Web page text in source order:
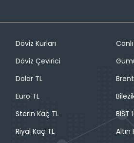
Döviz Kurları
Döviz Çevirici
Dolar TL
Euro TL
Sterin Kaç TL
Riyal Kaç TL
BIST